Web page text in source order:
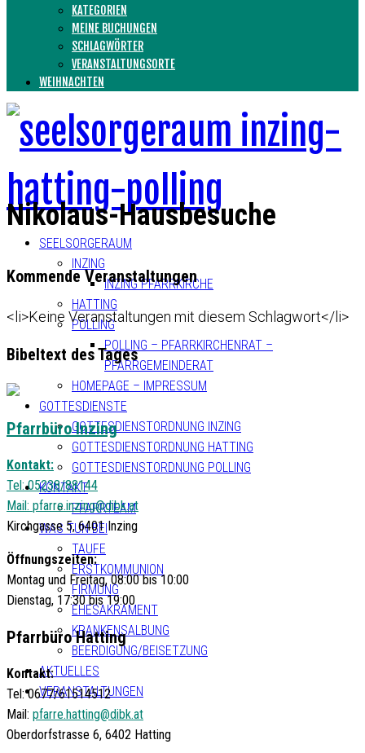
KATEGORIEN
MEINE BUCHUNGEN
SCHLAGWÖRTER
VERANSTALTUNGSORTE
WEIHNACHTEN
SEELSORGERAUM
INZING
INZING PFARRKIRCHE
HATTING
POLLING
POLLING – PFARRKIRCHENRAT –
PFARRGEMEINDERAT
HOMEPAGE – IMPRESSUM
GOTTESDIENSTE
GOTTESDIENSTORDNUNG INZING
GOTTESDIENSTORDNUNG HATTING
GOTTESDIENSTORDNUNG POLLING
KONTAKT
PFARRTEAM
WAS TUN BEI
TAUFE
ERSTKOMMUNION
FIRMUNG
EHESAKRAMENT
KRANKENSALBUNG
BEERDIGUNG/BEISETZUNG
AKTUELLES
VERANSTALTUNGEN
Nikolaus-Hausbesuche
Kommende Veranstaltungen
<li>Keine Veranstaltungen mit diesem Schlagwort</li>
Bibeltext des Tages
Pfarrbüro Inzing
Kontakt:
Tel: 05238/88144
Mail: pfarre.inzing@dibk.at
Kirchgasse 5, 6401 Inzing
Öffnungszeiten:
Montag und Freitag, 08:00 bis 10:00
Dienstag, 17:30 bis 19:00
Pfarrbüro Hatting
Kontakt:
Tel: 0677/61514512
Mail: pfarre.hatting@dibk.at
Oberdorfstrasse 6, 6402 Hatting